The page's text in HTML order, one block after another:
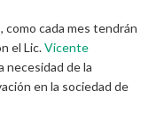
como cada mes tendrán
el Lic.Vicente
necesidad de la
en la sociedad de